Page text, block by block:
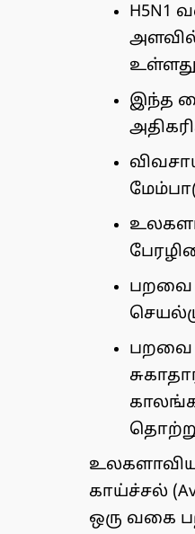
H5N1
அளவில்
இந்த
பறவை
பறவை
உலகளாவிய
காய்ச்சல்
ஒரு வகை